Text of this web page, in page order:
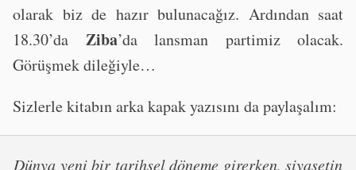
olarak biz de hazır bulunacağız. Ardından saat
18.30’da Ziba’da lansman partimiz olacak.
Görüşmek dileğiyle…
Sizlerle kitabın arka kapak yazısını da paylaşalım:
Dünya yeni bir tarihsel döneme girerken, siyasetin